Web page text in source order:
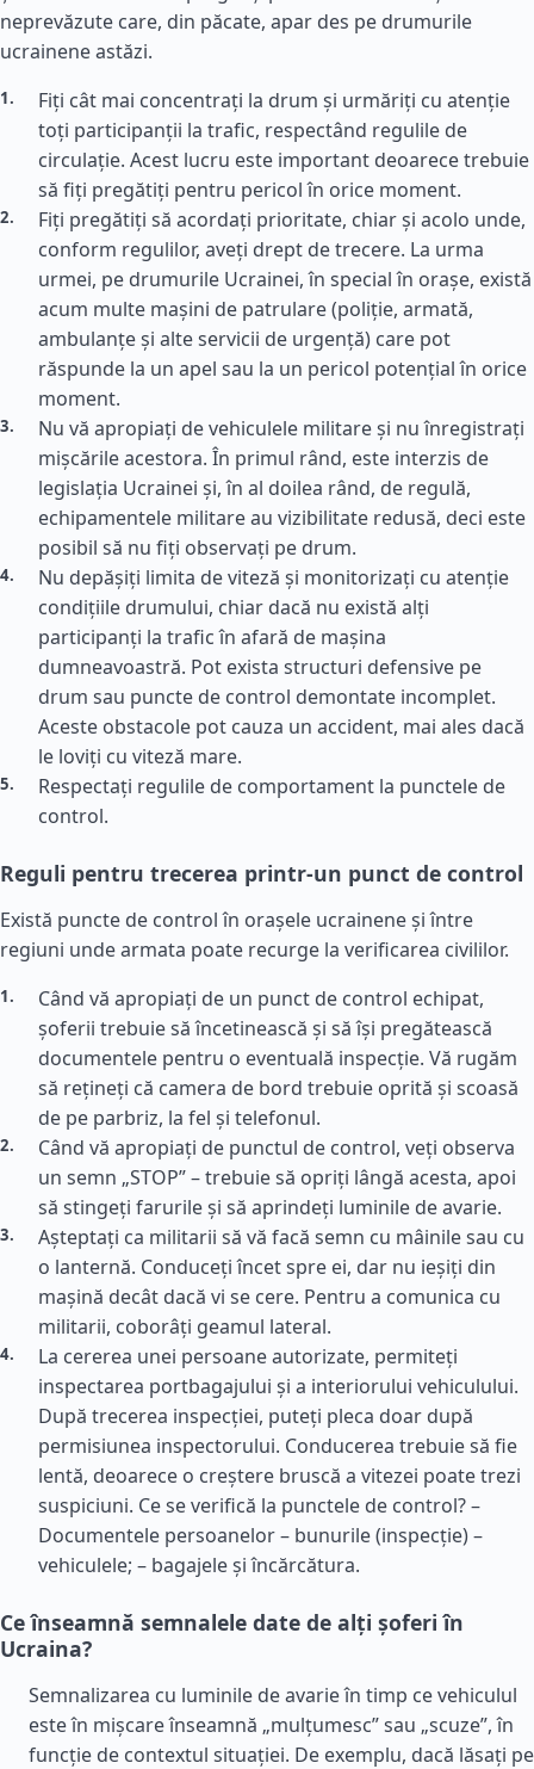
neprevăzute care, din păcate, apar des pe drumurile
ucrainene astăzi.
Fiți cât mai concentrați la drum și urmăriți cu atenție
toți participanții la trafic, respectând regulile de
circulație. Acest lucru este important deoarece trebuie
să fiți pregătiți pentru pericol în orice moment.
Fiți pregătiți să acordați prioritate, chiar și acolo unde,
conform regulilor, aveți drept de trecere. La urma
urmei, pe drumurile Ucrainei, în special în orașe, există
acum multe mașini de patrulare (poliție, armată,
ambulanțe și alte servicii de urgență) care pot
răspunde la un apel sau la un pericol potențial în orice
moment.
Nu vă apropiați de vehiculele militare și nu înregistrați
mișcările acestora. În primul rând, este interzis de
legislația Ucrainei și, în al doilea rând, de regulă,
echipamentele militare au vizibilitate redusă, deci este
posibil să nu fiți observați pe drum.
Nu depășiți limita de viteză și monitorizați cu atenție
condițiile drumului, chiar dacă nu există alți
participanți la trafic în afară de mașina
dumneavoastră. Pot exista structuri defensive pe
drum sau puncte de control demontate incomplet.
Aceste obstacole pot cauza un accident, mai ales dacă
le loviți cu viteză mare.
Respectați regulile de comportament la punctele de
control.
Reguli pentru trecerea printr-un punct de control
Există puncte de control în orașele ucrainene și între
regiuni unde armata poate recurge la verificarea civililor.
Când vă apropiați de un punct de control echipat,
șoferii trebuie să încetinească și să își pregătească
documentele pentru o eventuală inspecție. Vă rugăm
să rețineți că camera de bord trebuie oprită și scoasă
de pe parbriz, la fel și telefonul.
Când vă apropiați de punctul de control, veți observa
un semn „STOP” – trebuie să opriți lângă acesta, apoi
să stingeți farurile și să aprindeți luminile de avarie.
Așteptați ca militarii să vă facă semn cu mâinile sau cu
o lanternă. Conduceți încet spre ei, dar nu ieșiți din
mașină decât dacă vi se cere. Pentru a comunica cu
militarii, coborâți geamul lateral.
La cererea unei persoane autorizate, permiteți
inspectarea portbagajului și a interiorului vehiculului.
După trecerea inspecției, puteți pleca doar după
permisiunea inspectorului. Conducerea trebuie să fie
lentă, deoarece o creștere bruscă a vitezei poate trezi
suspiciuni. Ce se verifică la punctele de control? –
Documentele persoanelor – bunurile (inspecție) –
vehiculele; – bagajele și încărcătura.
Ce înseamnă semnalele date de alți șoferi în
Ucraina?
Semnalizarea cu luminile de avarie în timp ce vehiculul
este în mișcare înseamnă „mulțumesc” sau „scuze”, în
funcție de contextul situației. De exemplu, dacă lăsați pe